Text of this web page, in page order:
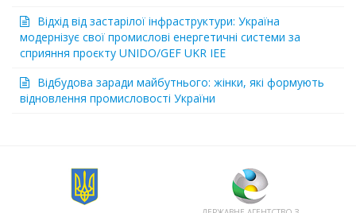
Відхід від застарілої інфраструктури: Україна
модернізує свої промислові енергетичні системи за
сприяння проєкту UNIDO/GEF UKR IEE
Відбудова заради майбутнього: жінки, які формують
відновлення промисловості України